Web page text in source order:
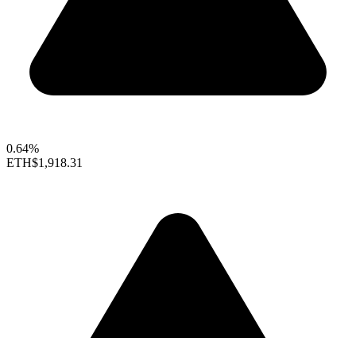
0.64%
ETH$1,918.31